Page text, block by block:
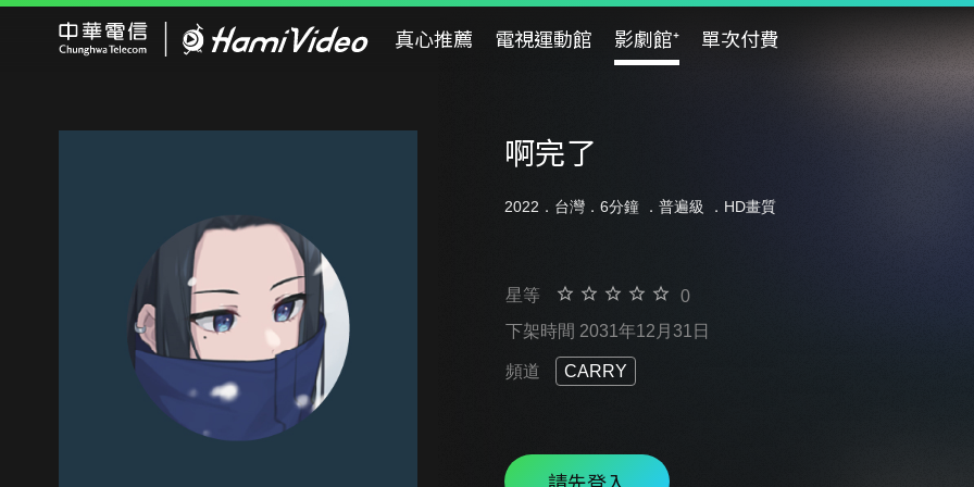
真心推薦 電視運動館 影劇館⁺ 單次付費
啊完了
2022．台灣．6分鐘 ． 普遍級 ．HD畫質
星等
0
下架時間 2031年12月31日
頻道 CARRY